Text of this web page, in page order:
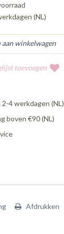
(NL)
toevoegen
4 werkdagen (NL)
boven €90 (NL)
Afdrukken